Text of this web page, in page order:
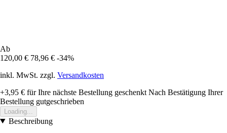
Ab
120,00 € 78,96 € -34%
inkl. MwSt. zzgl. Versandkosten
+3,95 € für Ihre nächste Bestellung geschenkt Nach Bestätigung Ihrer
Bestellung gutgeschrieben
Loading...
Beschreibung